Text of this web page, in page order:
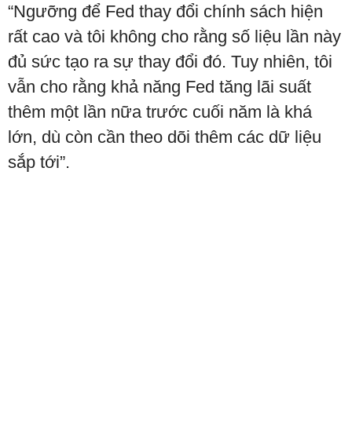
“Ngưỡng để Fed thay đổi chính sách hiện
rất cao và tôi không cho rằng số liệu lần này
đủ sức tạo ra sự thay đổi đó. Tuy nhiên, tôi
vẫn cho rằng khả năng Fed tăng lãi suất
thêm một lần nữa trước cuối năm là khá
lớn, dù còn cần theo dõi thêm các dữ liệu
sắp tới”.